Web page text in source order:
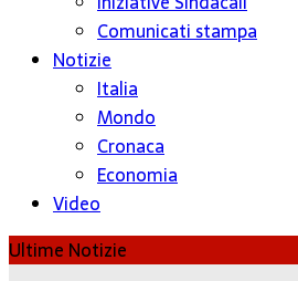
Comunicati stampa
Notizie
Italia
Mondo
Cronaca
Economia
Video
Ultime Notizie